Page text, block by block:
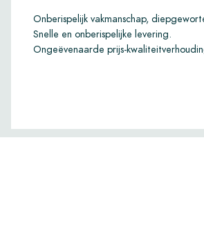
Onberispelijk vakmanschap,
Snelle en onberispelijke levering.
Ongeëvenaarde prijs-